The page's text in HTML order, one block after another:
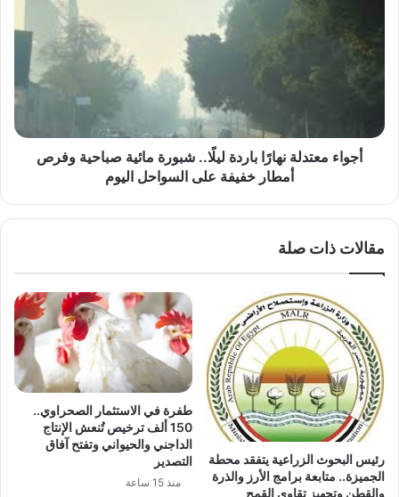
باردة
وفرص
أمطارأجواء معتدلة نهارًا باردة ليلًا.. شبورة مائية صباحية وفرص
أمطار خفيفة على السواحل اليوم
مقالات ذات صلة
رئيس البحوث الزراعية يتفقد محطة
الجميزة.. متابعة برامج الأرز والذرة
والقطن وتجهيز تقاوي القمح
طفرة في الاستثمار الصحراوي..
150 ألف ترخيص تُنعش الإنتاج
الداجني والحيواني وتفتح آفاق
التصدير
منذ 15 ساعة